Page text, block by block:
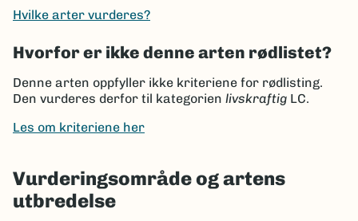
Hvilke arter vurderes?
Hvorfor er ikke denne arten rødlistet?
Denne arten oppfyller ikke kriteriene for rødlisting.
Den vurderes derfor til kategorien livskraftig LC.
Les om kriteriene her
Vurderingsområde og artens
utbredelse